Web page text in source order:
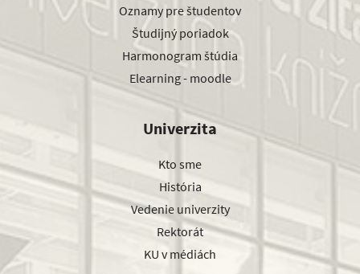
Oznamy pre študentov
Študijný poriadok
Harmonogram štúdia
Elearning - moodle
Univerzita
Kto sme
História
Vedenie univerzity
Rektorát
KU v médiách